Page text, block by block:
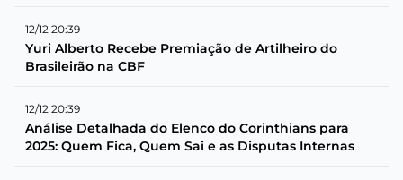
12/12 20:39
Yuri Alberto Recebe Premiação de Artilheiro do
Brasileirão na CBF
12/12 20:39
Análise Detalhada do Elenco do Corinthians para
2025: Quem Fica, Quem Sai e as Disputas Internas